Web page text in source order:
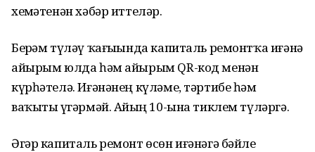
хеҙмәтенән хәбәр иттеләр.
Берҙәм түләү ҡағыҙында капиталь ремонтҡа иғәнә
айырым юлда һәм айырым QR-код менән
күрһәтелә. Иғәнәнең күләме, тәртибе һәм
ваҡыты үҙгәрмәй. Айҙың 10-ына тиклем түләргә.
Әгәр капиталь ремонт өсөн иғәнәгә бәйле